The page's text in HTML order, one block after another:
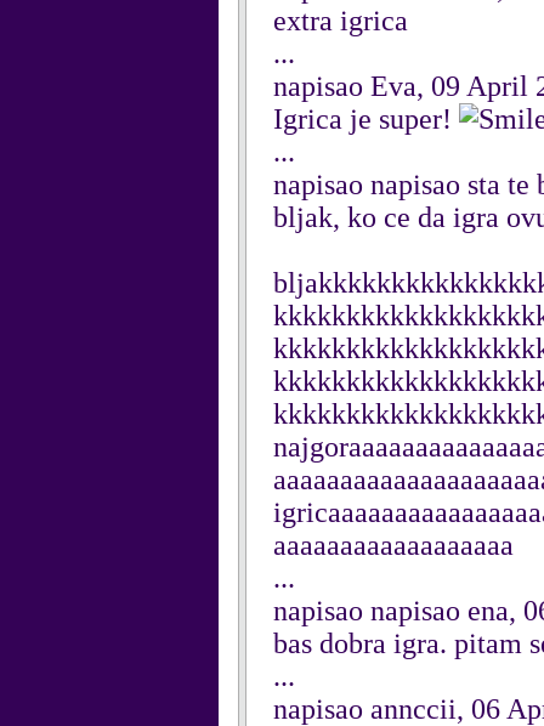
extra igrica
...
napisao Eva, 09 April
Igrica je super!
...
napisao napisao sta
bljak, ko ce da igra
aaaaaaaaaaaaaaaaaa
...
napisao napisao ena,
bas dobra igra. pitam
...
napisao annccii, 06